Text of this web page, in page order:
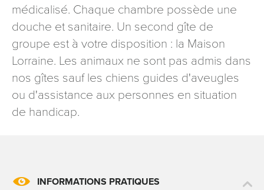
médicalisé. Chaque chambre possède une
douche et sanitaire. Un second gîte de
groupe est à votre disposition : la Maison
Lorraine. Les animaux ne sont pas admis dans
nos gîtes sauf les chiens guides d'aveugles
ou d'assistance aux personnes en situation
de handicap.
INFORMATIONS PRATIQUES